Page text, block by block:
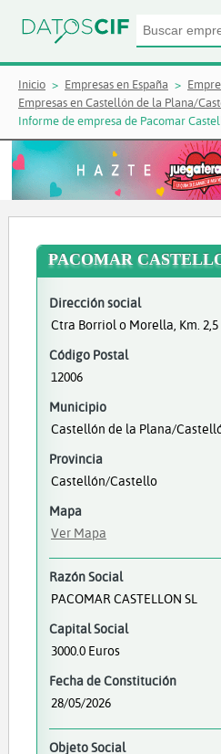
Inicio Empresas en España
Empresas en Castellón de la Plana/
Informe de empresa de Pacomar
PACOMAR
Dirección social
Ctra Borriol o Morella, Km. 2,5
Código Postal
12006
Municipio
Castellón de la Plana/
Provincia
Castellón/Castello
Mapa
Ver Mapa
Razón Social
PACOMAR CASTELLON SL
Capital Social
3000.0 Euros
Fecha de Constitución
28/05/2026
Objeto Social